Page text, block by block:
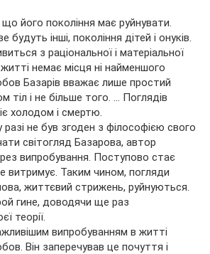
що його покоління має руйнувати.
інші, покоління дітей і онуків.
з раціональної і матеріальної
немає місця ні найменшого
Базарів вважає лише простий
тіл і не більше того. … Поглядів
холодом і смертю.
разі не був згоден з філософією свого
світогляд Базарова, автор
випробування. Поступово стає
витримує. Таким чином, погляди
життєвий стрижень, руйнуються.
гине, доводячи ще раз
теорії.
випробуванням в житті
Він заперечував це почуття і